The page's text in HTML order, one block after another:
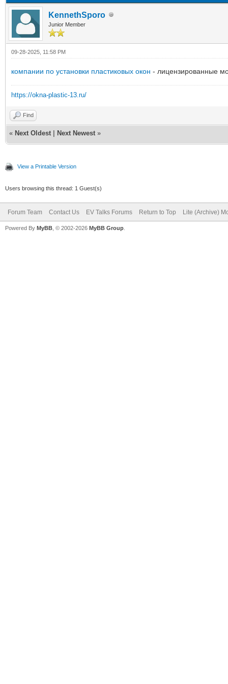
KennethSporo
Junior Member
09-28-2025, 11:58 PM
компании по установки пластиковых окон - лицензированные
https://okna-plastic-13.ru/
Find
« Next Oldest Next Newest »
View a Printable Version
Users browsing this thread: 1 Guest(s)
Forum Team Contact Us EV Talks Forums Return to Top Lite (Archive)
Powered By MyBB , © 2002-2026 MyBB Group